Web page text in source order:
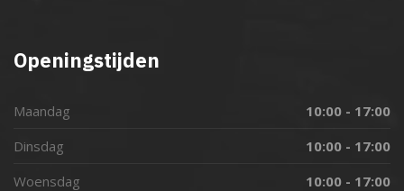
Openingstijden
Maandag
10:00 - 17:00
Dinsdag
10:00 - 17:00
Woensdag
10:00 - 17:00